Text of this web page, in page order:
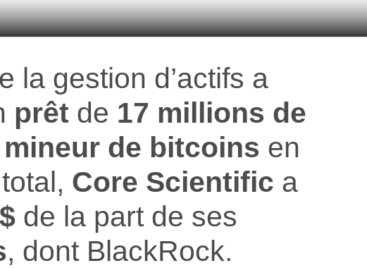
la gestion d’actifs a
prêt de 17 millions de
mineur de bitcoins en
Core Scientific a
de la part de ses
, dont BlackRock.